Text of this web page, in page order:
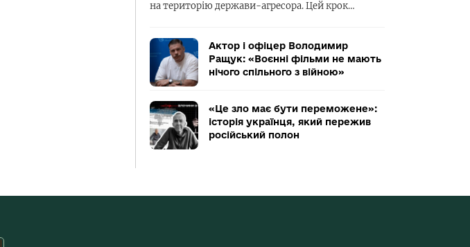
на територію держави-агресора. Цей крок…
Актор і офіцер Володимир
Ращук: «Воєнні фільми не мають
нічого спільного з війною»
«Це зло має бути переможене»:
історія українця, який пережив
російський полон